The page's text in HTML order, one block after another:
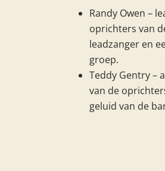
Randy Owen –
oprichters van
leadzanger en
groep.
Teddy Gentry –
van de
geluid van de